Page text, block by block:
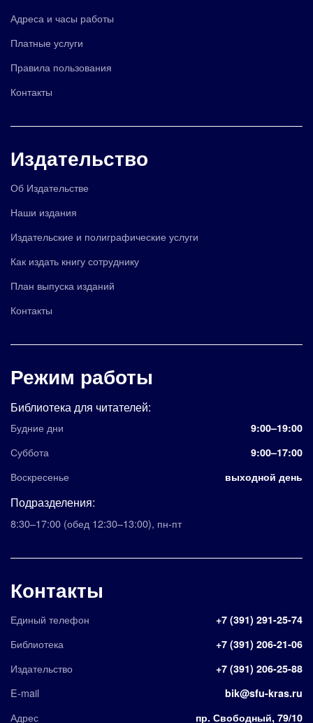
Адреса и часы работы
Платные услуги
Правила пользования
Контакты
Издательство
Об Издательстве
Наши издания
Издательские и полиграфические услуги
Как издать книгу сотруднику
План выпуска изданий
Контакты
Режим работы
Библиотека для читателей:
Будние дни 9:00–19:00
Суббота 9:00–17:00
Воскресенье выходной день
Подразделения:
8:30–17:00 (обед 12:30–13:00), пн-пт
Контакты
Единый телефон +7 (391) 291-25-74
Библиотека +7 (391) 206-21-06
Издательство +7 (391) 206-25-88
E-mail bik@sfu-kras.ru
Адрес пр. Свободный, 79/10